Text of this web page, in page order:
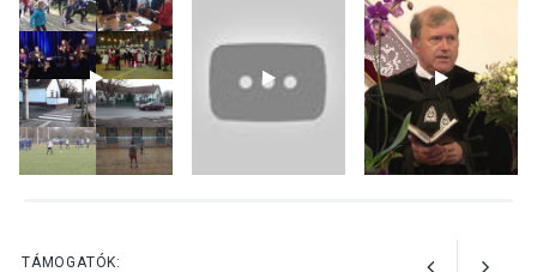
előadások a Skanzenben
2026 AUG 05
TÁMOGATÓK: